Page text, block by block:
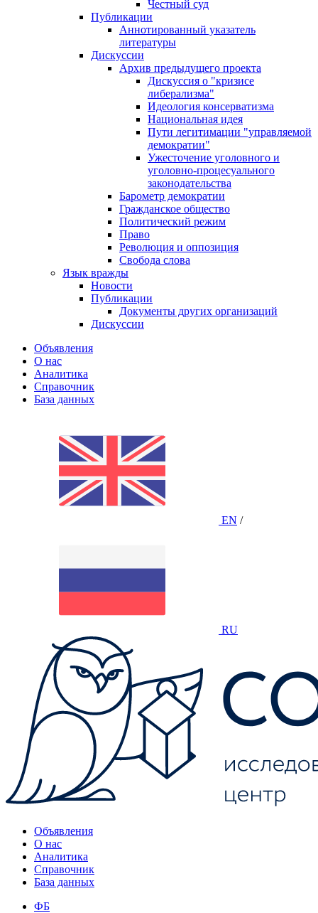
Честный суд
Публикации
Аннотированный указатель
литературы
Дискуссии
Архив предыдущего проекта
Дискуссия о "кризисе
либерализма"
Идеология консерватизма
Национальная идея
Пути легитимации "управляемой
демократии"
Ужесточение уголовного и
уголовно-процесуального
законодательства
Барометр демократии
Гражданское общество
Политический режим
Право
Революция и оппозиция
Свобода слова
Язык вражды
Новости
Публикации
Документы других организаций
Дискуссии
Объявления
О нас
Аналитика
Справочник
База данных
EN /
RU
Объявления
О нас
Аналитика
Справочник
База данных
ФБ